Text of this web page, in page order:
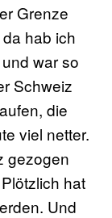
Grenze
hab ich
war so
Schweiz
die
viel netter.
gezogen
hat
Und